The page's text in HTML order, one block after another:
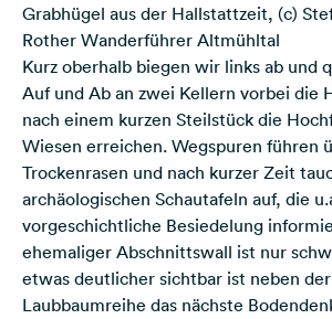
Grabhügel aus der Hallstattzeit, (c)
Rother Wanderführer Altmühltal
Kurz oberhalb biegen wir links ab und
Auf und Ab an zwei Kellern vorbei die
nach einem kurzen Steilstück die
Wiesen erreichen. Wegspuren führen
Trockenrasen und nach kurzer Zeit
archäologischen Schautafeln auf, die
vorgeschichtliche Besiedelung
ehemaliger Abschnittswall ist nur
etwas deutlicher sichtbar ist neben
Laubbaumreihe das nächste